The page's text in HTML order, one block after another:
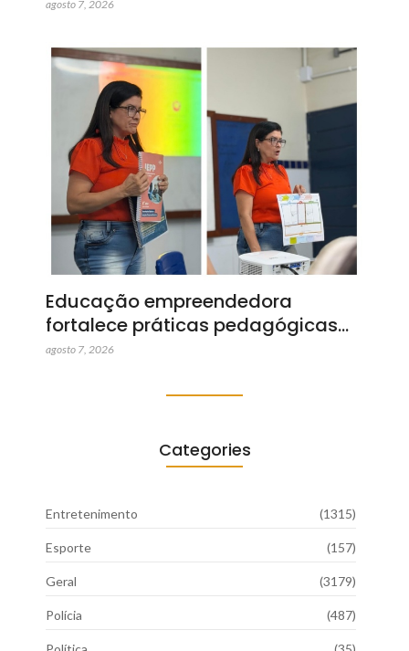
agosto 7, 2026
Educação empreendedora
fortalece práticas pedagógicas…
agosto 7, 2026
Categories
Entretenimento (1315)
Esporte (157)
Geral (3179)
Polícia (487)